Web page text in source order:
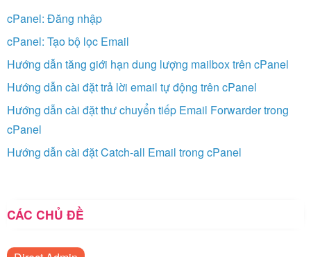
cPanel: Đăng nhập
cPanel: Tạo bộ lọc Email
Hướng dẫn tăng giới hạn dung lượng mailbox trên cPanel
Hướng dẫn cài đặt trả lời email tự động trên cPanel
Hướng dẫn cài đặt thư chuyển tiếp Email Forwarder trong
cPanel
Hướng dẫn cài đặt Catch-all Email trong cPanel
CÁC CHỦ ĐỀ